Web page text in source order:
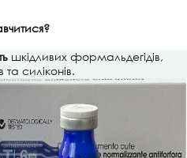
шкідливих формальдегідів,
силіконів.